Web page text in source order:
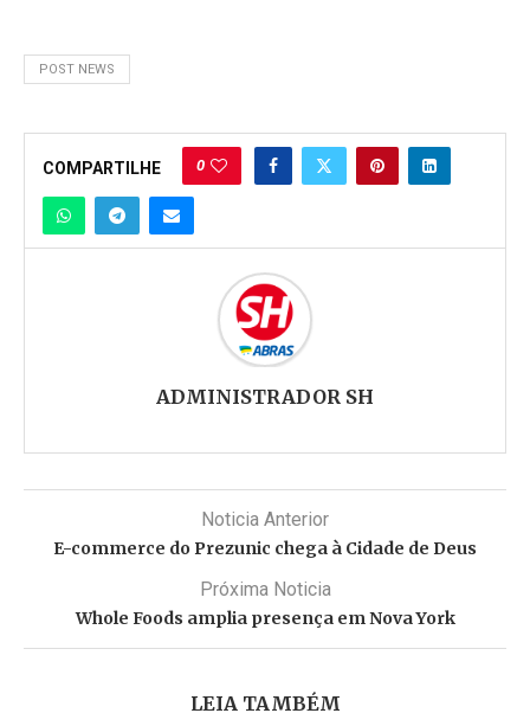
POST NEWS
COMPARTILHE 0
ADMINISTRADOR SH
Noticia Anterior
E-commerce do Prezunic chega à Cidade de Deus
Próxima Noticia
Whole Foods amplia presença em Nova York
LEIA TAMBÉM